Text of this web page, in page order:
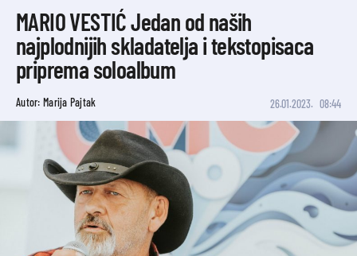
MARIO VESTIĆ Jedan od naših
najplodnijih skladatelja i tekstopisaca
priprema soloalbum
Autor: Marija Pajtak 26.01.2023. 08:44